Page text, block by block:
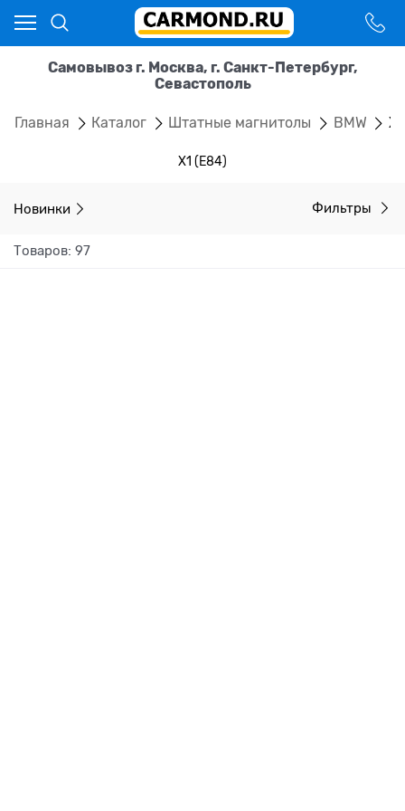
Самовывоз г. Москва, г. Санкт-Петербург,
Севастополь
Главная Каталог Штатные магнитолы BMW
X1 (E84)
Новинки Фильтры
Товаров: 97